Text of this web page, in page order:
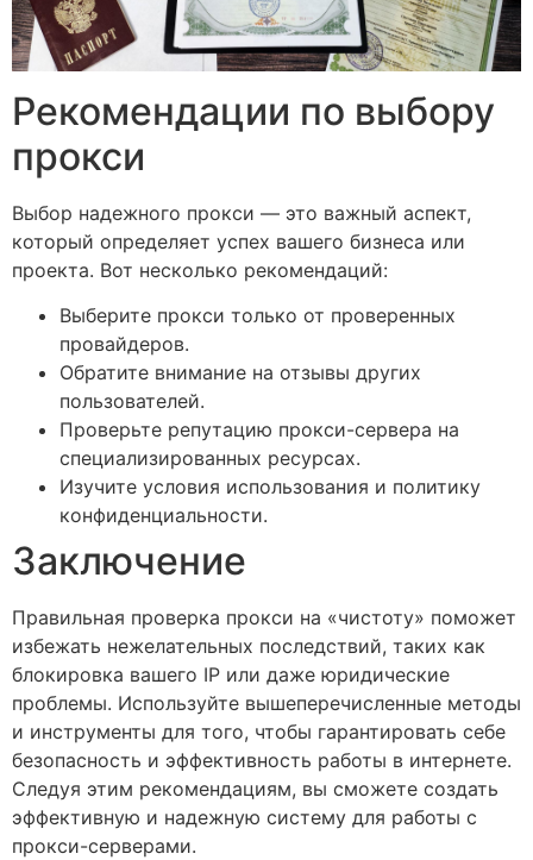
Рекомендации по выбору
прокси
Выбор надежного прокси — это важный аспект,
который определяет успех вашего бизнеса или
проекта. Вот несколько рекомендаций:
Выберите прокси только от проверенных
провайдеров.
Обратите внимание на отзывы других
пользователей.
Проверьте репутацию прокси-сервера на
специализированных ресурсах.
Изучите условия использования и политику
конфиденциальности.
Заключение
Правильная проверка прокси на «чистоту» поможет
избежать нежелательных последствий, таких как
блокировка вашего IP или даже юридические
проблемы. Используйте вышеперечисленные методы
и инструменты для того, чтобы гарантировать себе
безопасность и эффективность работы в интернете.
Следуя этим рекомендациям, вы сможете создать
эффективную и надежную систему для работы с
прокси-серверами.